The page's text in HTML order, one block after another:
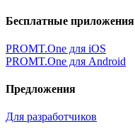
Бесплатные приложения
PROMT.One для iOS
PROMT.One для Android
Предложения
Для разработчиков